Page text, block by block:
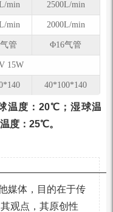
min 2500L/min
min 2000L/min
管 Φ16气管
15W
40*100*140
温度：20℃；湿球温
度：25℃。
媒体，目的在于传
观点，其原创性